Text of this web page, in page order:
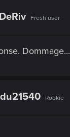
Fresh user
Dommage...
Rookie